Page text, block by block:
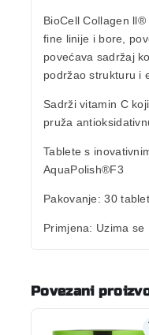
BioCell Collagen ll®
fine linije i bore,
povećava sadržaj
podržao strukturu i
Sadrživitamin Ckoji
pruža
Tablete s
AquaPolish®F3
Pakovanje: 30
Primjena: Uzima se
Povezani